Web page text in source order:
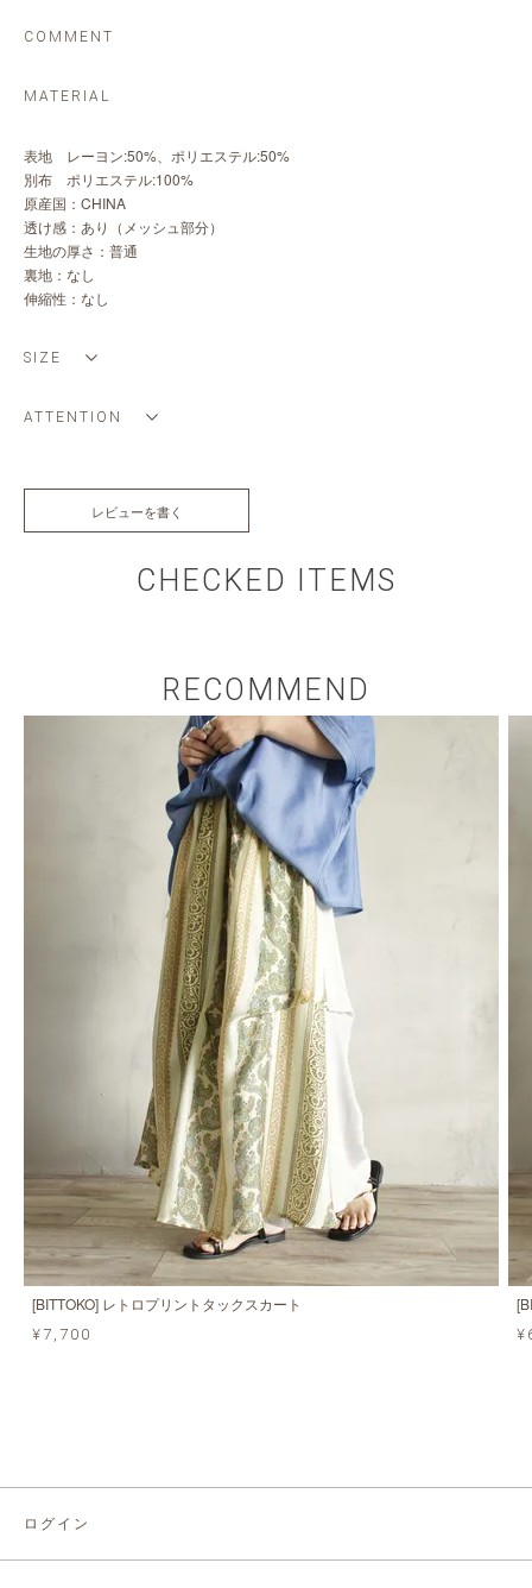
COMMENT
MATERIAL
表地 レーヨン:50%、ポリエステル:50%
別布 ポリエステル:100%
原産国：CHINA
透け感：あり（メッシュ部分）
生地の厚さ：普通
裏地：なし
伸縮性：なし
SIZE
ATTENTION
レビューを書く
CHECKED ITEMS
RECOMMEND
[BITTOKO] レトロプリントタックスカート
¥7,700
ログイン